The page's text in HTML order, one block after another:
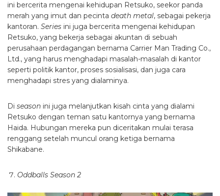
ini bercerita mengenai kehidupan Retsuko, seekor panda
merah yang imut dan pecinta death metal, sebagai pekerja
kantoran. Series ini juga bercerita mengenai kehidupan
Retsuko, yang bekerja sebagai akuntan di sebuah
perusahaan perdagangan bernama Carrier Man Trading Co.,
Ltd., yang harus menghadapi masalah-masalah di kantor
seperti politik kantor, proses sosialisasi, dan juga cara
menghadapi stres yang dialaminya.
Di season ini juga melanjutkan kisah cinta yang dialami
Retsuko dengan teman satu kantornya yang bernama
Haida. Hubungan mereka pun diceritakan mulai terasa
renggang setelah muncul orang ketiga bernama
Shikabane.
Oddballs Season 2